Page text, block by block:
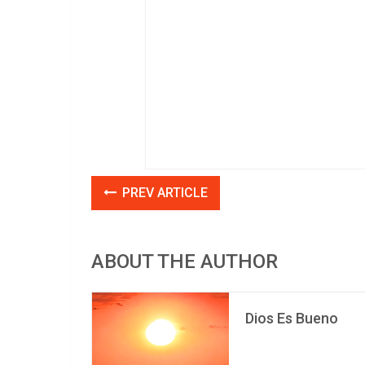
PREV ARTICLE
ABOUT THE AUTHOR
Dios Es Bueno